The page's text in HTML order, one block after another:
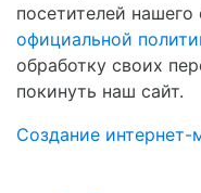
посетителей нашего
официальной
обработку своих
покинуть наш сайт.
Создание интернет-